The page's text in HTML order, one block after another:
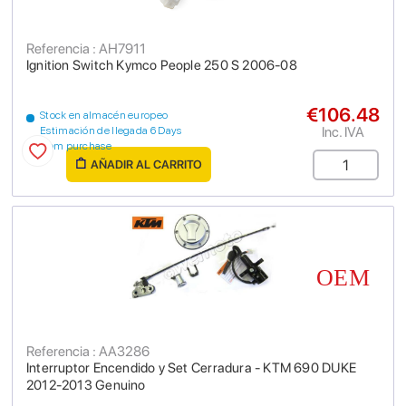
Ignition Switch Kymco People 250 S 2006-08
Referencia : AH7911
Stock en almacén europeo
Estimación de llegada 6 Days
from purchase
€106.48
Inc. IVA
AÑADIR AL CARRITO
Interruptor Encendido y Set Cerradura - KTM 690 DUKE
2012-2013 Genuino
Referencia : AA3286